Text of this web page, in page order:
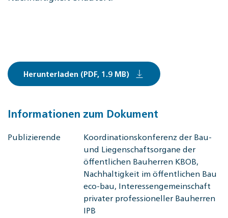
Herunterladen (PDF, 1.9 MB)
Informationen zum Dokument
Publizierende
Koordinationskonferenz der Bau-
und Liegenschaftsorgane der
öffentlichen Bauherren KBOB,
Nachhaltigkeit im öffentlichen Bau
eco-bau, Interessengemeinschaft
privater professioneller Bauherren
IPB